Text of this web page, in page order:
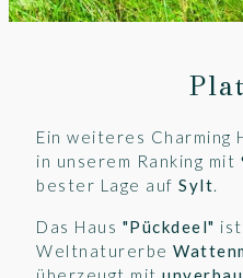
Ein weiteres Charming
in unserem Ranking mit
bester Lage auf Sylt.
Das Haus "Pückdeel"
Weltnaturerbe